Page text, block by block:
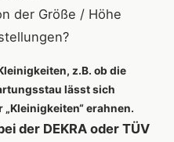
der Größe / Höhe
z.B. ob die
lässt sich
erahnen.
der DEKRA oder TÜV